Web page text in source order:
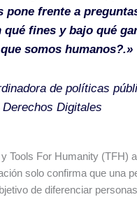
pone frente a
fines y bajo qué
somos humanos?.»
de políticas
Derechos Digitales
Tools For Humanity (TFH)
solo confirma que una
de diferenciar